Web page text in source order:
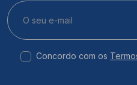
Concordo com os